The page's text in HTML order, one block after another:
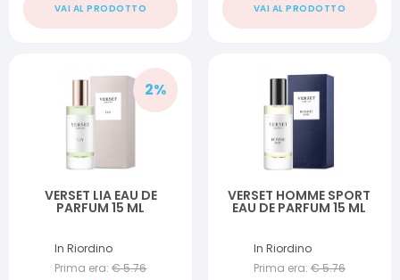
VAI AL PRODOTTO VAI AL PRODOTTO
2%
VERSET LIA EAU DE
PARFUM 15 ML
In Riordino
Prima era: €5.76
VERSET HOMME SPORT
EAU DE PARFUM 15 ML
In Riordino
Prima era: €5.76